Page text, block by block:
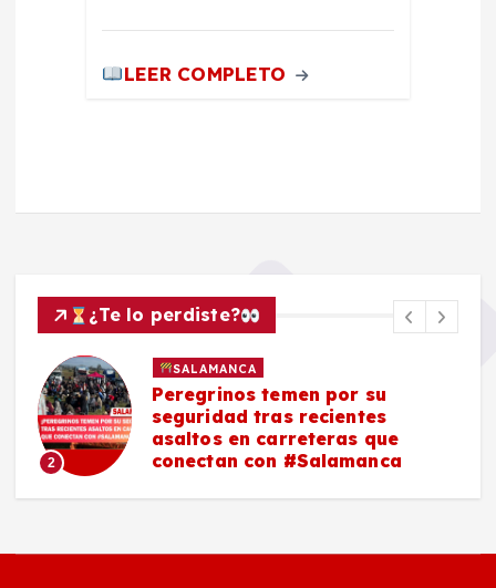
LEER COMPLETO
¿Te lo perdiste?
2
SALAMANCA
Peregrinos temen por su
seguridad tras recientes
asaltos en carreteras que
conectan con #Salamanca